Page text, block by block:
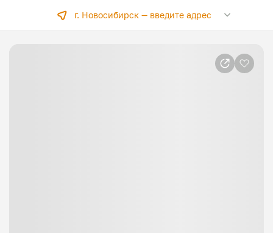
г. Новосибирск —введите адрес